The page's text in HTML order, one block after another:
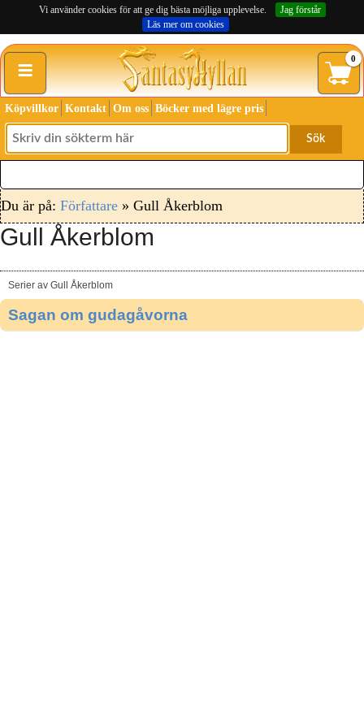
Vi använder cookies för att ge dig bästa möjliga upplevelse.
Jag förstår
Läs mer om cookies
≡ 0
Köpvillkor Kontakt Om oss Böcker med lägre pris
Sök
Du är på: Författare » Gull Åkerblom
Gull Åkerblom
Serier av Gull Åkerblom
Sagan om gudagåvorna